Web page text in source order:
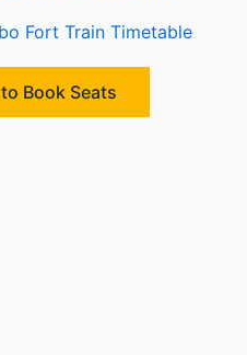
Fort Train Timetable
Book Seats